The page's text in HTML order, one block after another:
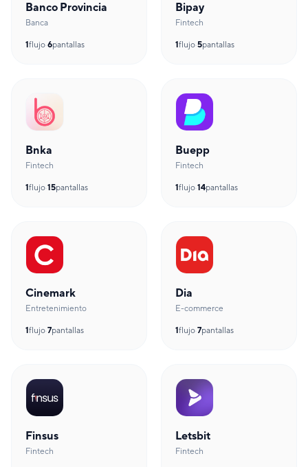
Banco Provincia
Banca
1 flujo·6pantallas
Bipay
Fintech
1 flujo·5pantallas
Bnka
Fintech
1 flujo·15pantallas
Buepp
Fintech
1 flujo·14pantallas
Cinemark
Entretenimiento
1 flujo·7pantallas
Dia
E-commerce
1 flujo·7pantallas
Finsus
Fintech
Letsbit
Fintech